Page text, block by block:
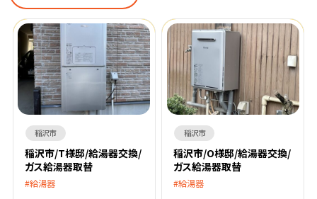
稲沢市
稲沢市/T様邸/給湯器交換/
ガス給湯器取替
給湯器
稲沢市
稲沢市/O様邸/給湯器交換/
ガス給湯器取替
給湯器